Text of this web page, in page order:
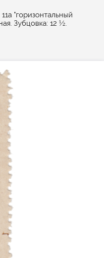
"горизонтальный
Зубцовка: 12 ½.